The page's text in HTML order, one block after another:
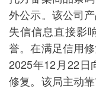
外公示。该公司
失信信息直接影
誉。在满足信用
2025年12月22日
修复。该局主动